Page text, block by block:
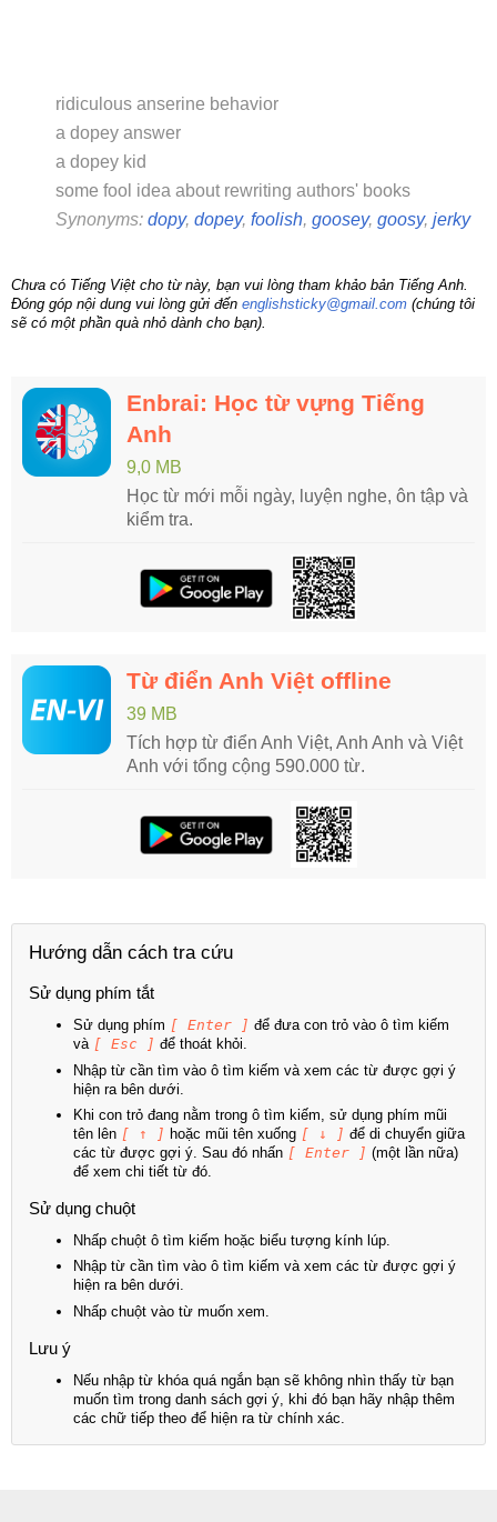
ridiculous anserine behavior
a dopey answer
a dopey kid
some fool idea about rewriting authors' books
Synonyms: dopy, dopey, foolish, goosey, goosy, jerky
Chưa có Tiếng Việt cho từ này, bạn vui lòng tham khảo bản Tiếng Anh.
Đóng góp nội dung vui lòng gửi đến englishsticky@gmail.com (chúng tôi
sẽ có một phần quà nhỏ dành cho bạn).
Enbrai: Học từ vựng Tiếng
Anh
9,0 MB
Học từ mới mỗi ngày, luyện nghe, ôn tập và
kiểm tra.
Từ điển Anh Việt offline
39 MB
Tích hợp từ điển Anh Việt, Anh Anh và Việt
Anh với tổng cộng 590.000 từ.
Hướng dẫn cách tra cứu
Sử dụng phím tắt
Sử dụng phím [ Enter ] để đưa con trỏ vào ô tìm kiếm
và [ Esc ] để thoát khỏi.
Nhập từ cần tìm vào ô tìm kiếm và xem các từ được gợi ý
hiện ra bên dưới.
Khi con trỏ đang nằm trong ô tìm kiếm, sử dụng phím mũi
tên lên [ ↑ ] hoặc mũi tên xuống [ ↓ ] để di chuyển giữa
các từ được gợi ý. Sau đó nhấn [ Enter ] (một lần nữa)
để xem chi tiết từ đó.
Sử dụng chuột
Nhấp chuột ô tìm kiếm hoặc biểu tượng kính lúp.
Nhập từ cần tìm vào ô tìm kiếm và xem các từ được gợi ý
hiện ra bên dưới.
Nhấp chuột vào từ muốn xem.
Lưu ý
Nếu nhập từ khóa quá ngắn bạn sẽ không nhìn thấy từ bạn
muốn tìm trong danh sách gợi ý, khi đó bạn hãy nhập thêm
các chữ tiếp theo để hiện ra từ chính xác.